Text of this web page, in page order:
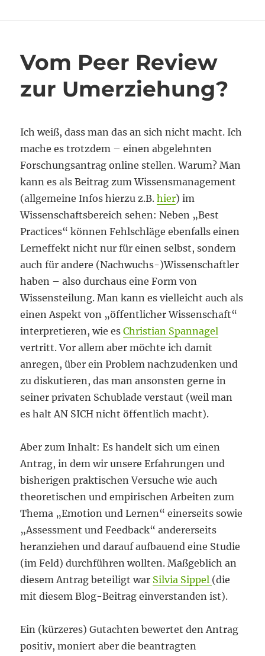
Vom Peer Review
zur Umerziehung?
Ich weiß, dass man das an sich nicht macht. Ich
mache es trotzdem – einen abgelehnten
Forschungsantrag online stellen. Warum? Man
kann es als Beitrag zum Wissensmanagement
(allgemeine Infos hierzu z.B.hier) im
Wissenschaftsbereich sehen: Neben „Best
Practices“ können Fehlschläge ebenfalls einen
Lerneffekt nicht nur für einen selbst, sondern
auch für andere (Nachwuchs-)Wissenschaftler
haben – also durchaus eine Form von
Wissensteilung. Man kann es vielleicht auch als
einen Aspekt von „öffentlicher Wissenschaft“
interpretieren, wie esChristian Spannagel
vertritt. Vor allem aber möchte ich damit
anregen, über ein Problem nachzudenken und
zu diskutieren, das man ansonsten gerne in
seiner privaten Schublade verstaut (weil man
es halt AN SICH nicht öffentlich macht).
Aber zum Inhalt: Es handelt sich um einen
Antrag, in dem wir unsere Erfahrungen und
bisherigen praktischen Versuche wie auch
theoretischen und empirischen Arbeiten zum
Thema „Emotion und Lernen“ einerseits sowie
„Assessment und Feedback“ andererseits
heranziehen und darauf aufbauend eine Studie
(im Feld) durchführen wollten. Maßgeblich an
diesem Antrag beteiligt war Silvia Sippel (die
mit diesem Blog-Beitrag einverstanden ist).
Ein (kürzeres) Gutachten bewertet den Antrag
positiv, moniert aber die beantragten